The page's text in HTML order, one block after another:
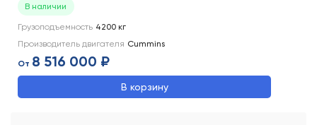
В наличии
Грузоподъемность 4200 кг
Производитель двигателя Cummins
От 8 516 000 ₽
В корзину